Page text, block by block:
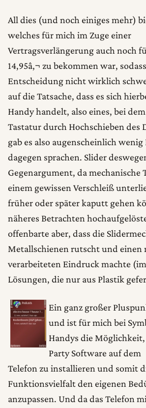
All dies (und noch einiges mehr)
welches für mich im Zuge einer
Vertragsverlängerung auch noch
14,95â‚¬ zu bekommen war,
Entscheidung nicht wirklich
auf die Tatsache, dass es sich
Handy handelt, also eines, bei
Tastatur durch Hochschieben des
gab es also augenscheinlich
dagegen sprachen. Slider
Gegenargument, da mechanische
einem gewissen Verschleiß
früher oder später kaputt gehen
näheres Betrachten
offenbarte aber, dass die
Metallschienen rutscht und einen
verarbeiteten Eindruck machte
Lösungen, die nur aus Plastik
Ein ganz großer
und ist für mich bei
Handys die
Party Software auf dem
Telefon zu installieren und somit
Funktionsvielfalt den eigenen
anzupassen. Und da das Telefon